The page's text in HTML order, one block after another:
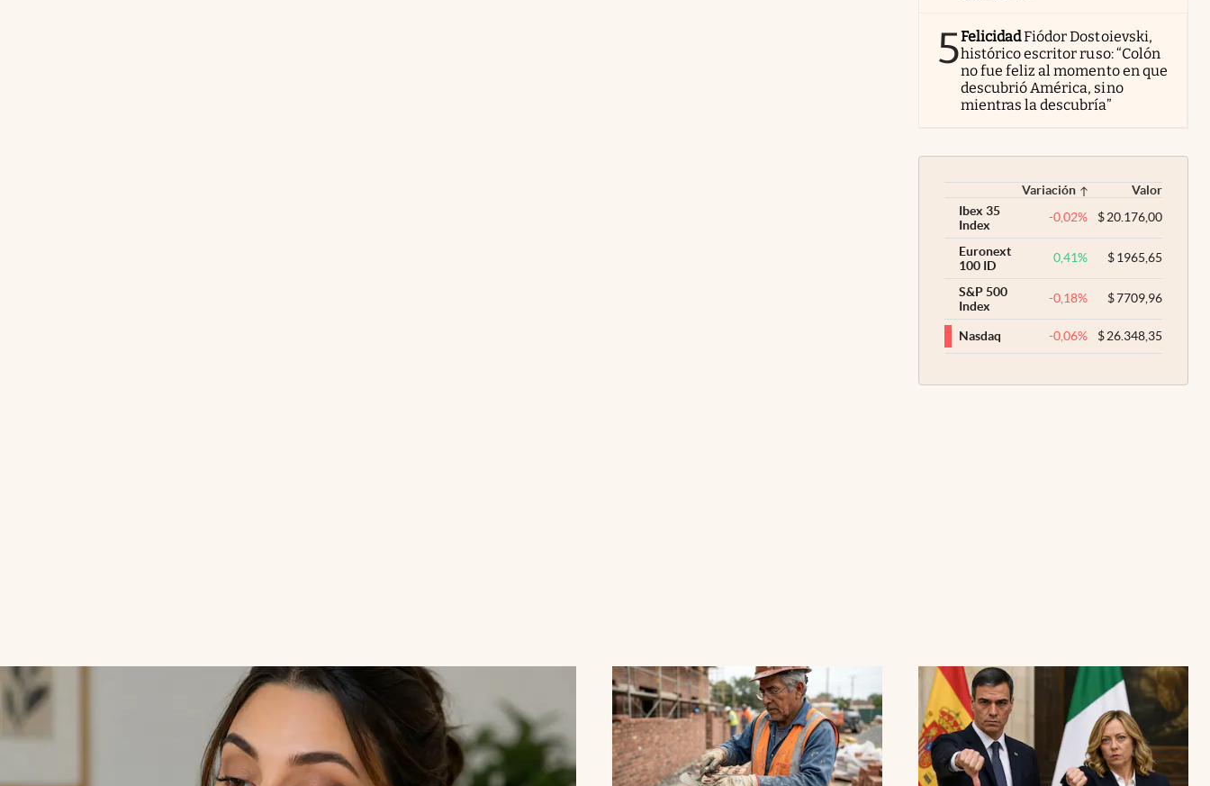
5FelicidadFiódor Dostoievski,
histórico escritor ruso: “Colón
no fue feliz al momento en que
descubrió América, sino
mientras la descubría”
Variación
Valor
Ibex 35
Index
-0,02% $20.176,00
Euronext
100 ID
0,41% $1965,65
S&P 500
Index
-0,18% $7709,96
Nasdaq -0,06% $26.348,35